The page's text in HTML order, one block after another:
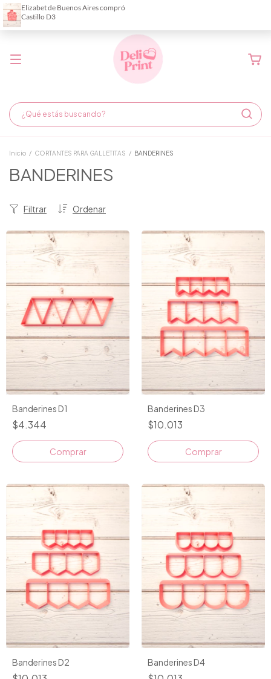
Demora de fabricación hasta 6 días hábiles
Inicio / CORTANTES PARA GALLETITAS / BANDERINES
BANDERINES
Ordenar
Filtrar
Banderines D1
$4.344
Comprar
Banderines D3
$10.013
Comprar
Banderines D2 Banderines D4